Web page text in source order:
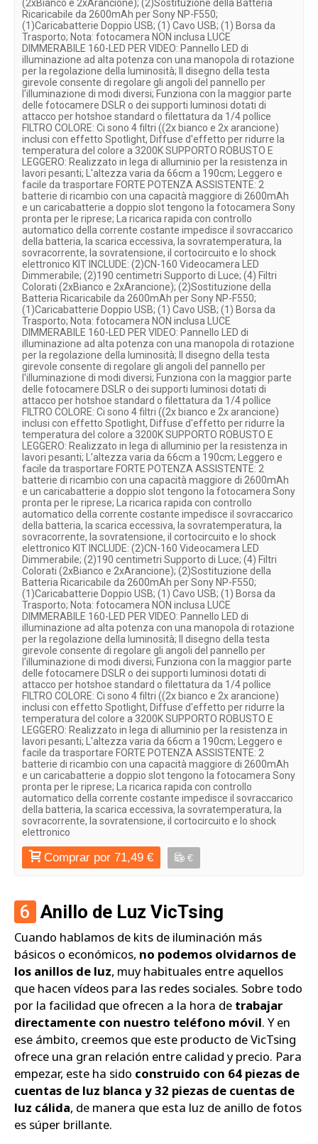
(2xBianco e 2xArancione); (2)Sostituzione della Batteria
Ricaricabile da 2600mAh per Sony NP-F550;
(1)Caricabatterie Doppio USB; (1) Cavo USB; (1) Borsa da
Trasporto; Nota: fotocamera NON inclusa LUCE
DIMMERABILE 160-LED PER VIDEO: Pannello LED di
illuminazione ad alta potenza con una manopola di rotazione
per la regolazione della luminosità; Il disegno della testa
girevole consente di regolare gli angoli del pannello per
l'illuminazione di modi diversi; Funziona con la maggior parte
delle fotocamere DSLR o dei supporti luminosi dotati di
attacco per hotshoe standard o filettatura da 1/4 pollice
FILTRO COLORE: Ci sono 4 filtri ((2x bianco e 2x arancione)
inclusi con effetto Spotlight, Diffuse d'effetto per ridurre la
temperatura del colore a 3200K SUPPORTO ROBUSTO E
LEGGERO: Realizzato in lega di alluminio per la resistenza in
lavori pesanti; L'altezza varia da 66cm a 190cm; Leggero e
facile da trasportare FORTE POTENZA ASSISTENTE: 2
batterie di ricambio con una capacità maggiore di 2600mAh
e un caricabatterie a doppio slot tengono la fotocamera Sony
pronta per le riprese; La ricarica rapida con controllo
automatico della corrente costante impedisce il sovraccarico
della batteria, la scarica eccessiva, la sovratemperatura, la
sovracorrente, la sovratensione, il cortocircuito e lo shock
elettronico KIT INCLUDE: (2)CN-160 Videocamera LED
Dimmerabile; (2)190 centimetri Supporto di Luce; (4) Filtri
Colorati (2xBianco e 2xArancione); (2)Sostituzione della
Batteria Ricaricabile da 2600mAh per Sony NP-F550;
(1)Caricabatterie Doppio USB; (1) Cavo USB; (1) Borsa da
Trasporto; Nota: fotocamera NON inclusa LUCE
DIMMERABILE 160-LED PER VIDEO: Pannello LED di
illuminazione ad alta potenza con una manopola di rotazione
per la regolazione della luminosità; Il disegno della testa
girevole consente di regolare gli angoli del pannello per
l'illuminazione di modi diversi; Funziona con la maggior parte
delle fotocamere DSLR o dei supporti luminosi dotati di
attacco per hotshoe standard o filettatura da 1/4 pollice
FILTRO COLORE: Ci sono 4 filtri ((2x bianco e 2x arancione)
inclusi con effetto Spotlight, Diffuse d'effetto per ridurre la
temperatura del colore a 3200K SUPPORTO ROBUSTO E
LEGGERO: Realizzato in lega di alluminio per la resistenza in
lavori pesanti; L'altezza varia da 66cm a 190cm; Leggero e
facile da trasportare FORTE POTENZA ASSISTENTE: 2
batterie di ricambio con una capacità maggiore di 2600mAh
e un caricabatterie a doppio slot tengono la fotocamera Sony
pronta per le riprese; La ricarica rapida con controllo
automatico della corrente costante impedisce il sovraccarico
della batteria, la scarica eccessiva, la sovratemperatura, la
sovracorrente, la sovratensione, il cortocircuito e lo shock
elettronico KIT INCLUDE: (2)CN-160 Videocamera LED
Dimmerabile; (2)190 centimetri Supporto di Luce; (4) Filtri
Colorati (2xBianco e 2xArancione); (2)Sostituzione della
Batteria Ricaricabile da 2600mAh per Sony NP-F550;
(1)Caricabatterie Doppio USB; (1) Cavo USB; (1) Borsa da
Trasporto; Nota: fotocamera NON inclusa LUCE
DIMMERABILE 160-LED PER VIDEO: Pannello LED di
illuminazione ad alta potenza con una manopola di rotazione
per la regolazione della luminosità; Il disegno della testa
girevole consente di regolare gli angoli del pannello per
l'illuminazione di modi diversi; Funziona con la maggior parte
delle fotocamere DSLR o dei supporti luminosi dotati di
attacco per hotshoe standard o filettatura da 1/4 pollice
FILTRO COLORE: Ci sono 4 filtri ((2x bianco e 2x arancione)
inclusi con effetto Spotlight, Diffuse d'effetto per ridurre la
temperatura del colore a 3200K SUPPORTO ROBUSTO E
LEGGERO: Realizzato in lega di alluminio per la resistenza in
lavori pesanti; L'altezza varia da 66cm a 190cm; Leggero e
facile da trasportare FORTE POTENZA ASSISTENTE: 2
batterie di ricambio con una capacità maggiore di 2600mAh
e un caricabatterie a doppio slot tengono la fotocamera Sony
pronta per le riprese; La ricarica rapida con controllo
automatico della corrente costante impedisce il sovraccarico
della batteria, la scarica eccessiva, la sovratemperatura, la
sovracorrente, la sovratensione, il cortocircuito e lo shock
elettronico
Comprar por 71,49 € €
6 Anillo de Luz VicTsing
Cuando hablamos de kits de iluminación más
básicos o económicos, no podemos olvidarnos de
los anillos de luz, muy habituales entre aquellos
que hacen vídeos para las redes sociales. Sobre todo
por la facilidad que ofrecen a la hora de trabajar
directamente con nuestro teléfono móvil. Y en
ese ámbito, creemos que este producto de VicTsing
ofrece una gran relación entre calidad y precio. Para
empezar, este ha sido construido con 64 piezas de
cuentas de luz blanca y 32 piezas de cuentas de
luz cálida, de manera que esta luz de anillo de fotos
es súper brillante.